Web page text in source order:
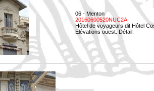
06 - Menton
20160600520NUC2A
Hôtel de voyageurs dit Hôtel
Elévations ouest. Détail.